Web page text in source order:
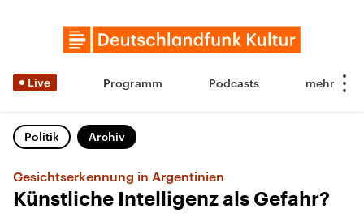
Live Programm Podcasts
Politik Archiv
Gesichtserkennung in Argentinien
Künstliche Intelligenz als Gefahr?